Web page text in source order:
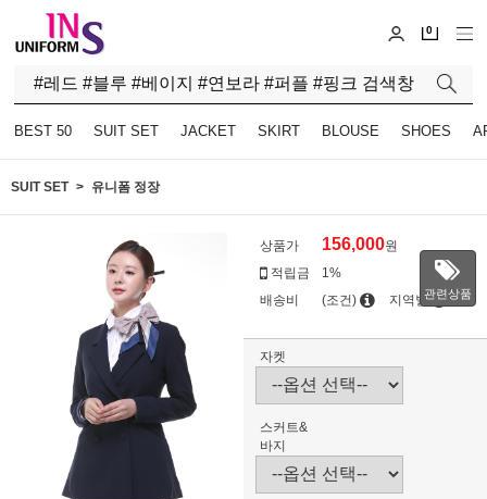
0
BEST 50 SUIT SET JACKET SKIRT BLOUSE SHOES
SUIT SET 유니폼 정장
상품가 156,000원
적립금
1%
배송비
(조건) 지역별관련상품
자켓
스커트&
바지